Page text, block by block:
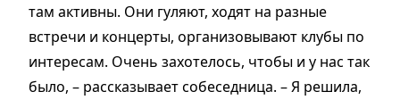
там активны. Они гуляют, ходят на разные
встречи и концерты, организовывают клубы по
интересам. Очень захотелось, чтобы и у нас так
было, – рассказывает собеседница. – Я решила,